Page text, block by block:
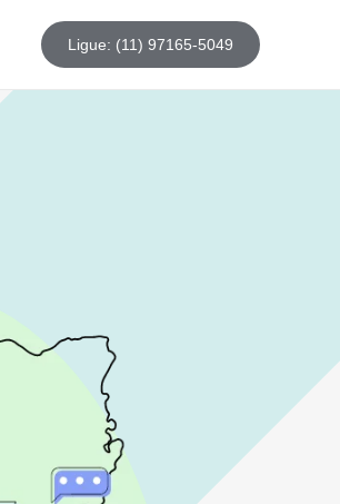
Ligue: (11) 97165-5049